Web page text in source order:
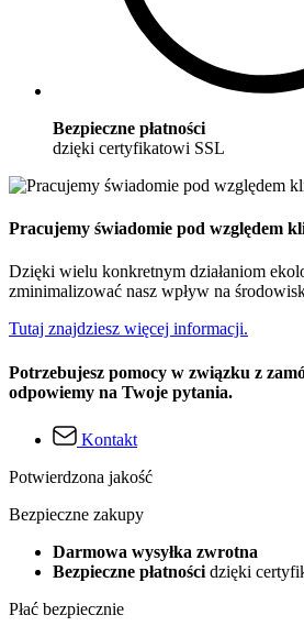
Bezpieczne płatności
dzięki certyfikatowi SSL
Pracujemy świadomie pod względem
Dzięki wielu konkretnym działaniom
zminimalizować nasz wpływ na
Tutaj znajdziesz więcej informacji.
Potrzebujesz pomocy w związku z
odpowiemy na Twoje pytania.
Kontakt
Potwierdzona jakość
Bezpieczne zakupy
Darmowa wysyłka zwrotna
Bezpieczne płatności dzięki
Płać bezpiecznie